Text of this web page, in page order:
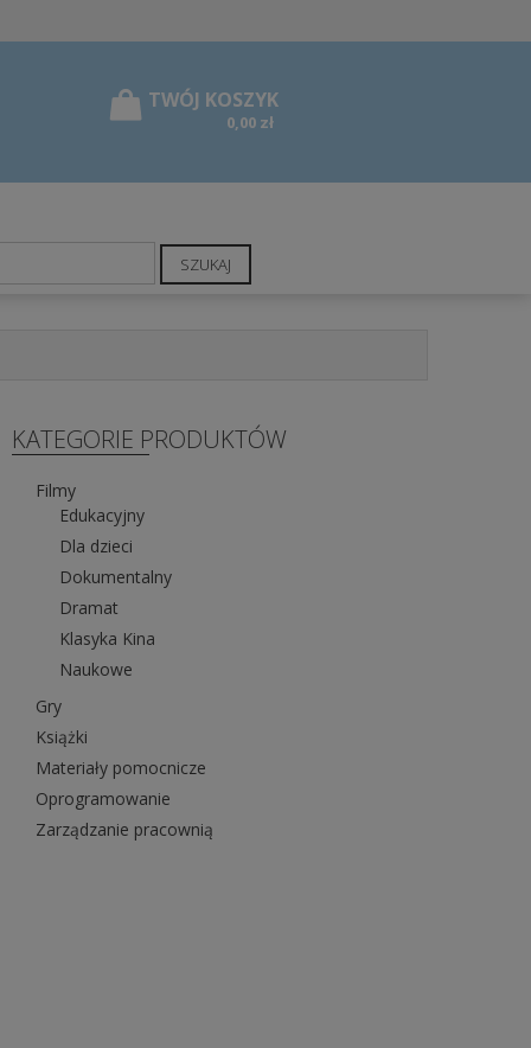
0,00 zł
SZUKAJ
KATEGORIE PRODUKTÓW
Filmy
Edukacyjny
Dla dzieci
Dokumentalny
Dramat
Klasyka Kina
Naukowe
Gry
Książki
Materiały pomocnicze
Oprogramowanie
Zarządzanie pracownią